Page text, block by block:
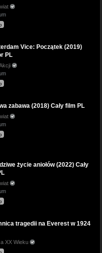
Vice: Początek (2019)
PL
zabawa (2018) Cały film PL
życie aniołów (2022) Cały
tragedii na Everest w 1924
XX Wieku